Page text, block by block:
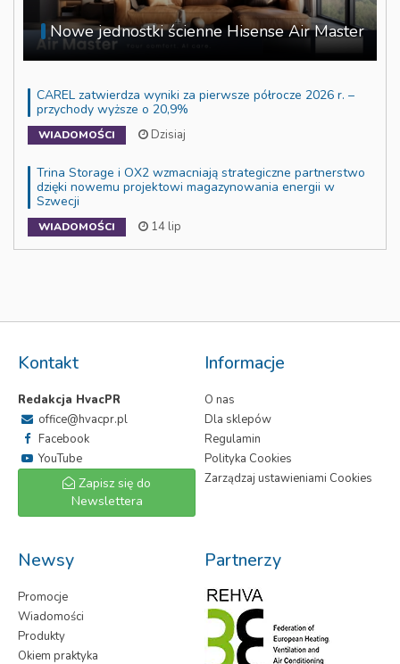
Nowe jednostki ścienne Hisense Air Master
CAREL zatwierdza wyniki za pierwsze półrocze 2026 r. –
przychody wyższe o 20,9%
WIADOMOŚCI Dzisiaj
Trina Storage i OX2 wzmacniają strategiczne partnerstwo
dzięki nowemu projektowi magazynowania energii w
Szwecji
WIADOMOŚCI 14 lip
Kontakt
Redakcja HvacPR
office@hvacpr.pl
Facebook
YouTube
Zapisz się do
Newslettera
Informacje
O nas
Dla sklepów
Regulamin
Polityka Cookies
Zarządzaj ustawieniami Cookies
Newsy
Promocje
Wiadomości
Produkty
Okiem praktyka
Partnerzy